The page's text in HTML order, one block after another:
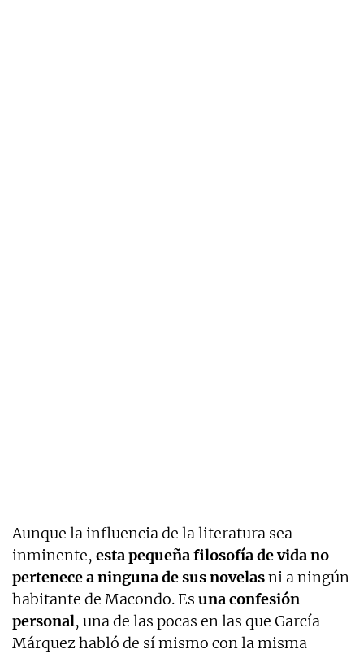
Aunque la influencia de la literatura sea
inminente, esta pequeña filosofía de vida no
pertenece a ninguna de sus novelasni a ningún
habitante de Macondo. Es una confesión
personal, una de las pocas en las que García
Márquez habló de sí mismo con la misma